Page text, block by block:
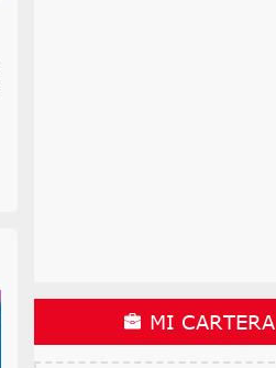
MI CARTERA